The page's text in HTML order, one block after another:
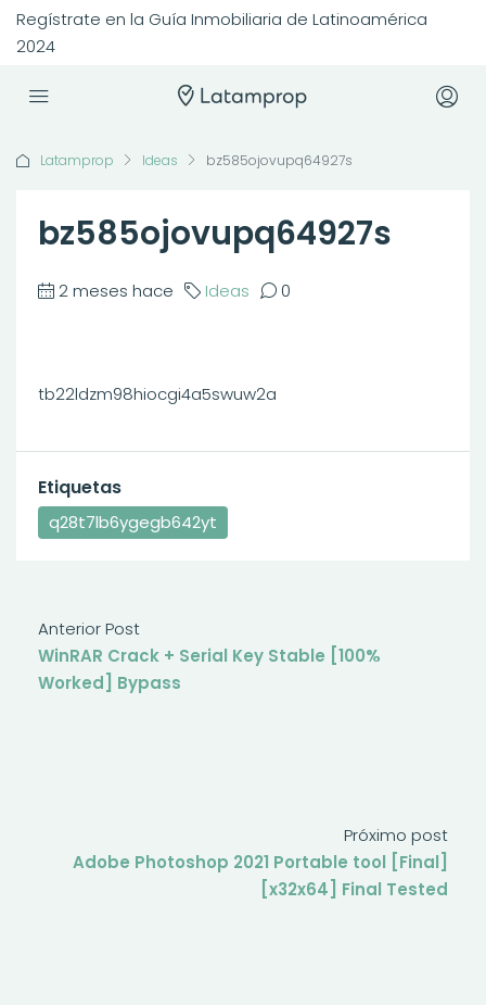
Regístrate en la Guía Inmobiliaria de Latinoamérica
2024
Latamprop Ideas bz585ojovupq64927s
bz585ojovupq64927s
2 meses hace Ideas 0
tb22ldzm98hiocgi4a5swuw2a
Etiquetas
q28t7lb6ygegb642yt
Anterior Post
WinRAR Crack + Serial Key Stable [100%
Worked] Bypass
Próximo post
Adobe Photoshop 2021 Portable tool [Final]
[x32x64] Final Tested